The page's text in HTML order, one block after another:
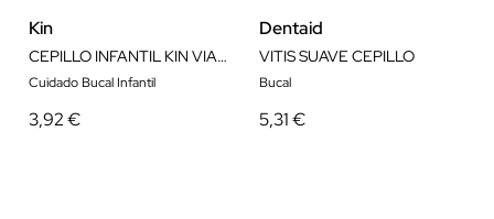
Kin
CEPILLO INFANTIL KIN VIAJE COCHECITO
Cuidado Bucal Infantil
3,92 €
Dentaid
VITIS SUAVE CEPILLO
Bucal
5,31 €